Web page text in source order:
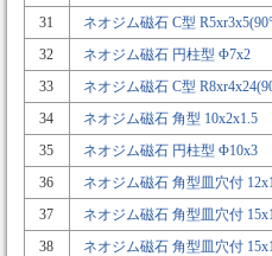
31
ネオジム磁石 C型
32
ネオジム磁石 円柱型 Φ7x2
33
ネオジム磁石 C型
34
ネオジム磁石 角型 10x2x1.5
35
ネオジム磁石 円柱型 Φ10x3
36
ネオジム磁石 角型皿穴付
37
ネオジム磁石 角型皿穴付
38
ネオジム磁石 角型皿穴付